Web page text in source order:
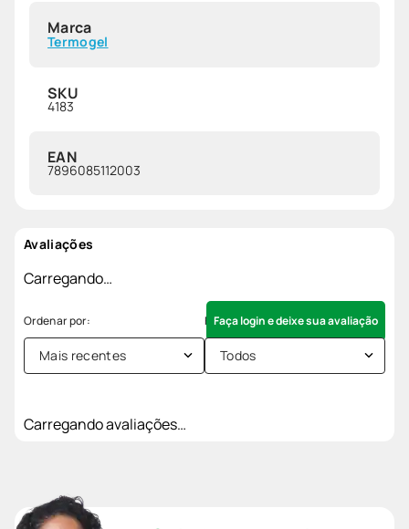
Marca
Termogel
SKU
4183
EAN
7896085112003
Avaliações
Carregando…
Faça login e deixe sua avaliação
Mais recentes Todos
Carregando avaliações…